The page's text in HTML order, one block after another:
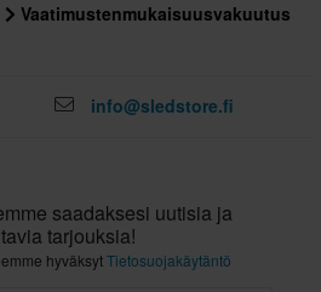
Vaatimustenmukaisuusvakuutus
info@sledstore.fi
saadaksesi uutisia ja
tarjouksia!
hyväksytTietosuojakäytäntö